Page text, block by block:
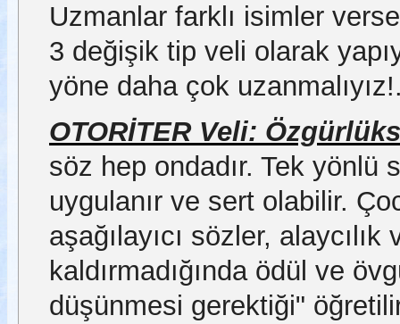
Uzmanlar farklı isimler
3 değişik tip veli olarak
yöne daha çok
OTORİTER Veli:
söz hep ondadır. Tek yönlü
uygulanır ve sert olabilir.
aşağılayıcı sözler,
kaldırmadığında ödül ve
düşünmesi gerektiği"